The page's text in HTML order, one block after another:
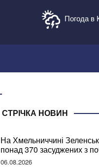
Погода в
СТРІЧКА НОВИН
На Хмельниччині
понад 370 засуджених з
06.08.2026